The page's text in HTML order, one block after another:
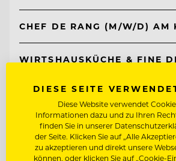
CHEF DE RANG (M/W/D) AM
WIRTSHAUSKÜCHE & FINE
DIESE SEITE
Diese Website verwendet
Informationen dazu und zu Ihren
finden Sie in unserer
der Seite. Klicken Sie auf „Alle
zu akzeptieren und direkt unsere
können, oder klicken Sie auf „Cookie-